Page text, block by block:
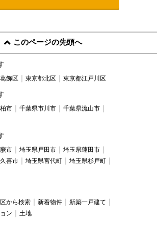
このページの先頭へ
飾区 東京都北区 東京都江戸川区
市 千葉県市川市
千葉県流山市
市 埼玉県戸田市
埼玉県蓮田市
喜市 埼玉県宮代町
埼玉県杉戸町
から検索 新着物件
新築一戸建て
ン 土地